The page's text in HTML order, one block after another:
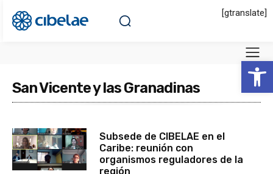
Abrir
[gtranslate]
San Vicente y las Granadinas
Subsede de CIBELAE en el
Caribe: reunión con
organismos reguladores de la
región